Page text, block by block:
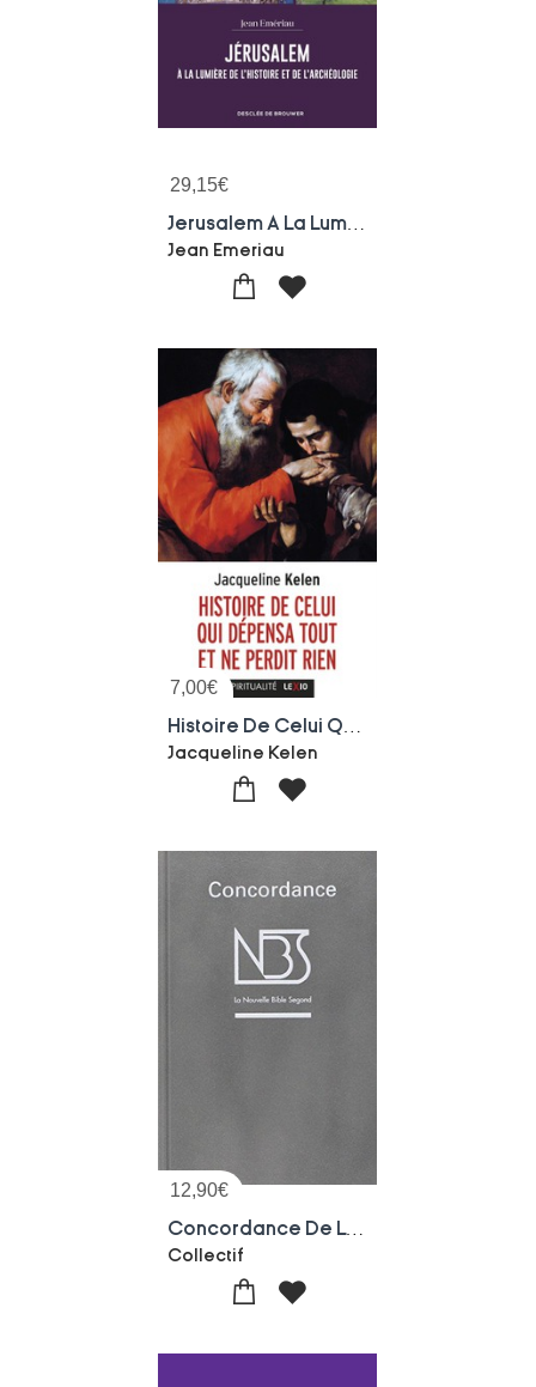
29,15€
Jean Emeriau
7,00€
Jacqueline Kelen
12,90€
Concordance De La Nbs
Collectif